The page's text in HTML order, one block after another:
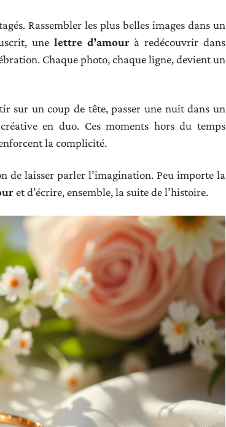
Rassembler les plus belles images dans un
une lettre d’amourà redécouvrir dans
Chaque photo, chaque ligne, devient un
sur un coup de tête, passer une nuit dans un
en duo. Ces moments hors du temps
la complicité.
de laisser parler l’imagination. Peu importe la
et d’écrire, ensemble, la suite de l’histoire.